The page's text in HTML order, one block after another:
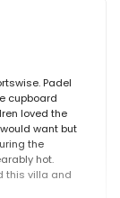
Padel
cupboard
loved the
want but
the
hot.
this villa and